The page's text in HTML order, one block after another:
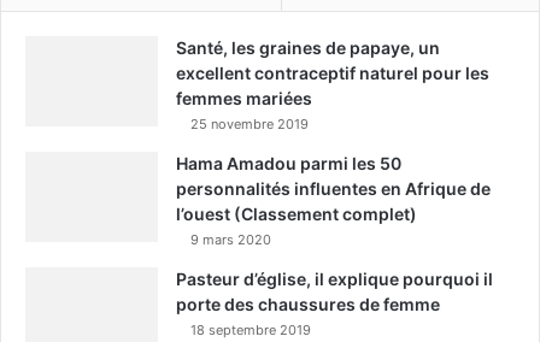
Santé, les graines de papaye, un
excellent contraceptif naturel pour les
femmes mariées
25 novembre 2019
Hama Amadou parmi les 50
personnalités influentes en Afrique de
l’ouest (Classement complet)
9 mars 2020
Pasteur d’église, il explique pourquoi il
porte des chaussures de femme
18 septembre 2019